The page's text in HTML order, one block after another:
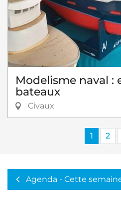
Modelisme naval :
bateaux
Civaux
1 2
Agenda - Cette